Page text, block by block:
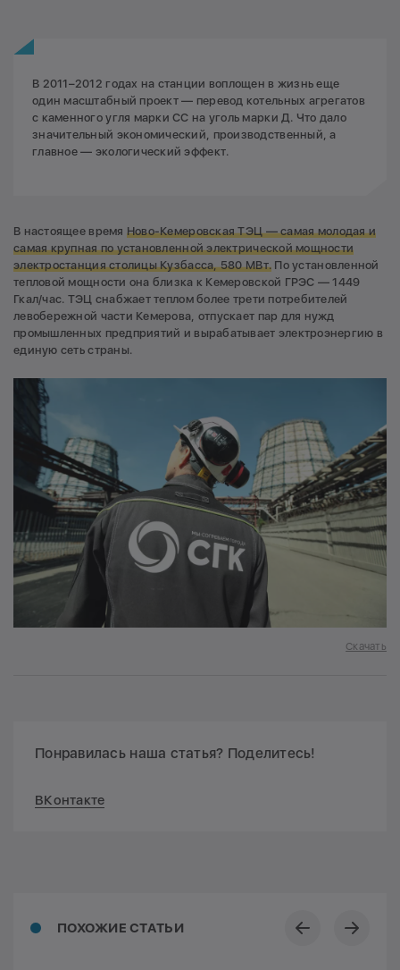
В 2011–2012 годах на станции воплощен в жизнь еще
один масштабный проект — перевод котельных агрегатов
с каменного угля марки СС на уголь марки Д. Что дало
значительный экономический, производственный, а
главное — экологический эффект.
В настоящее время Ново-Кемеровская ТЭЦ — самая молодая и
самая крупная по установленной электрической мощности
электростанция столицы Кузбасса, 580 МВт. По установленной
тепловой мощности она близка к Кемеровской ГРЭС — 1449
Гкал/час. ТЭЦ снабжает теплом более трети потребителей
левобережной части Кемерова, отпускает пар для нужд
промышленных предприятий и вырабатывает электроэнергию в
единую сеть страны.
Скачать
Понравилась наша статья? Поделитесь!
ВКонтакте
ПОХОЖИЕ СТАТЬИ